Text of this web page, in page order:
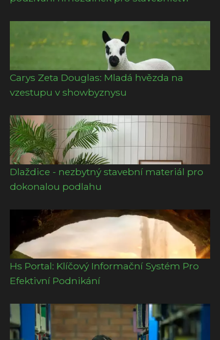
Carys Zeta Douglas: Mladá hvězda na
vzestupu v showbyznysu
Dlaždice - nezbytný stavební materiál pro
dokonalou podlahu
Hs Portal: Klíčový Informační Systém Pro
Efektivní Podnikání